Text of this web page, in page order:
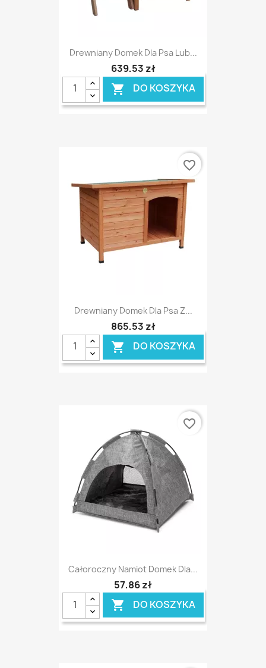
Drewniany Domek Dla Psa Lub...
639,53 zł
 DO KOSZYKA
Drewniany Domek Dla Psa Z...
865,53 zł
 DO KOSZYKA
favorite_border
Całoroczny Namiot Domek Dla...
57,86 zł
 DO KOSZYKA
favorite_border